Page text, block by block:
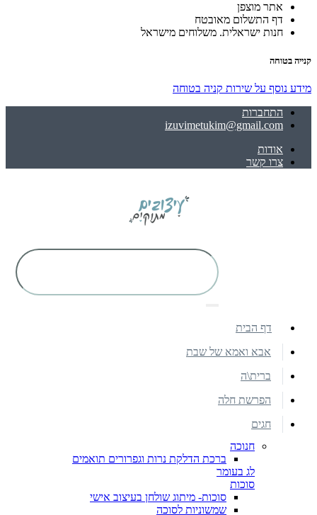
אתר מוצפן
דף התשלום מאובטח
חנות ישראלית. משלוחים מישראל
קנייה בטוחה
מידע נוסף על שירות קניה בטוחה
התחברות
izuvimetukim@gmail.com
אודות
צרו קשר
דף הבית
אבא ואמא של שבת
ברית\ה
הפרשת חלה
חגים
חנוכה
ברכת הדלקת נרות וגפרורים תואמים
לג בעומר
סוכות
סוכות- מיתוג שולחן בעיצוב אישי
שמשוניות לסוכה